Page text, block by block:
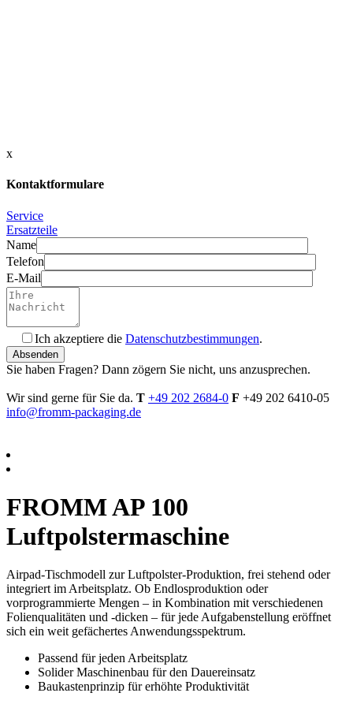
x
Kontaktformulare
Service
Ersatzteile
Name
Telefon
E-Mail
Ich akzeptiere die Datenschutzbestimmungen.
Bitte füllen Sie dieses Feld nicht aus.
Sie haben Fragen? Dann zögern Sie nicht, uns anzusprechen.
Wir sind gerne für Sie da. T +49 202 2684-0 F +49 202 6410-05
info@fromm-packaging.de
FROMM AP 100
Luftpolstermaschine
Airpad-Tischmodell zur Luftpolster-Produktion, frei stehend oder
integriert im Arbeitsplatz. Ob Endlosproduktion oder
vorprogrammierte Mengen – in Kombination mit verschiedenen
Folienqualitäten und -dicken – für jede Aufgabenstellung eröffnet
sich ein weit gefächertes Anwendungsspektrum.
Passend für jeden Arbeitsplatz
Solider Maschinenbau für den Dauereinsatz
Baukastenprinzip für erhöhte Produktivität